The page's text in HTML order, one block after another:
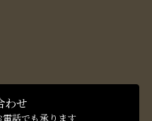
わせ
話でも承ります